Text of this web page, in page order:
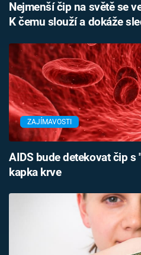
Nejmenší čip na světě se
K čemu slouží a dokáže
ZAJÍMAVOSTI
AIDS bude detekovat čip s
kapka krve